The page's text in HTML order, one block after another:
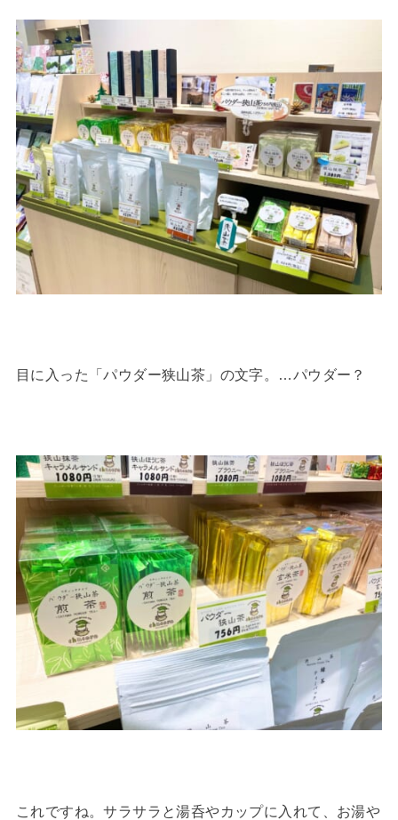
目に入った「パウダー狭山茶」の文字。…パウダー？
これですね。サラサラと湯呑やカップに入れて、お湯や